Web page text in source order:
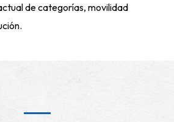
de categorías, movilidad